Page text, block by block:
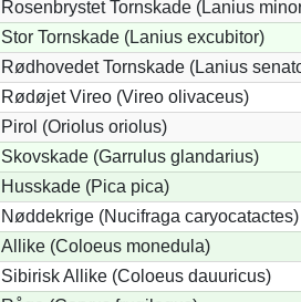
Rosenbrystet Tornskade (Lanius
Stor Tornskade (Lanius excubitor)
Rødhovedet Tornskade (Lanius
Rødøjet Vireo (Vireo olivaceus)
Pirol (Oriolus oriolus)
Skovskade (Garrulus glandarius)
Husskade (Pica pica)
Nøddekrige (Nucifraga caryocatactes)
Allike (Coloeus monedula)
Sibirisk Allike (Coloeus dauuricus)